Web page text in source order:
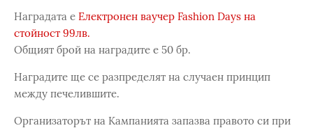
Наградата е Eлектронен ваучер Fashion Days на
стойност 99лв.
Общият брой на наградите е 50 бр.
Наградите ще се разпределят на случаен принцип
между печелившите.
Организаторът на Кампанията запазва правото си при